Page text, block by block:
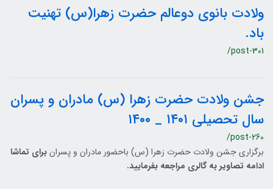
ولادت بانوی دوعالم حضرت زهرا(س) تهنیت
باد.
/post-301
جشن ولادت حضرت زهرا (س) مادران و پسران
سال تحصیلی ۱۴۰۱ _ ۱۴۰۰
/post-260
برگزاری جشن ولادت حضرت زهرا (س) باحضور مادران و پسرانبرای تماشا
ادامه تصاویر به گالری مراجعه بفرمایید.